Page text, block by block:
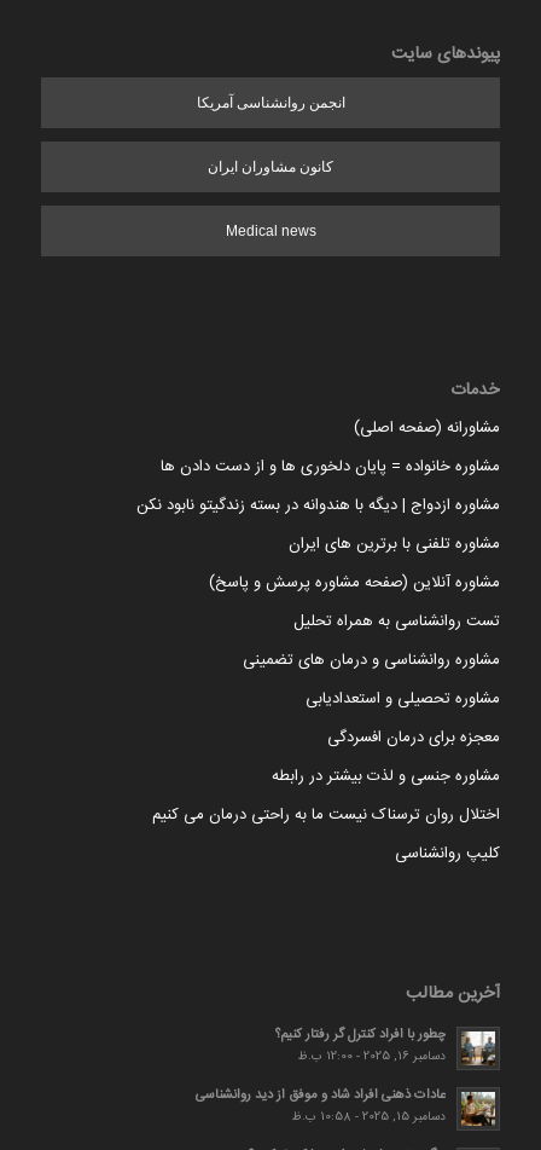
پیوندهای سایت
انجمن روانشناسی آمریکا
کانون مشاوران ایران
Medical news
خدمات
مشاورانه (صفحه اصلی)
مشاوره خانواده = پایان دلخوری ها و از دست دادن ها
مشاوره ازدواج | دیگه با هندوانه در بسته زندگیتو نابود نکن
مشاوره تلفنی با برترین های ایران
مشاوره آنلاین (صفحه مشاوره پرسش و پاسخ)
تست روانشناسی به همراه تحلیل
مشاوره روانشناسی و درمان های تضمینی
مشاوره تحصیلی و استعدادیابی
معجزه برای درمان افسردگی
مشاوره جنسی و لذت بیشتر در رابطه
اختلال روان ترسناک نیست ما به راحتی درمان می کنیم
کلیپ روانشناسی
آخرین مطالب
چطور با افراد کنترل گر رفتار کنیم؟
دسامبر 16, 2025 - 12:00 ب.ظ
عادات ذهنی افراد شاد و موفق از دید روانشناسی
دسامبر 15, 2025 - 10:58 ب.ظ